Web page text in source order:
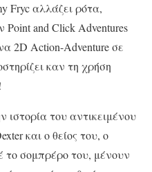
Fryc αλλάζει ρότα,
Point and Click Adventures
2D Action-Adventure σε
καν τη χρήση
του αντικειμένου
και ο θείος του, ο
το σομπρέρο του, μένουν